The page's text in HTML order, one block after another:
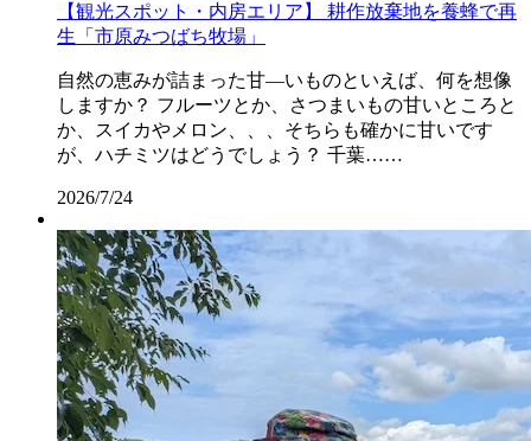
【観光スポット・内房エリア】 耕作放棄地を養蜂で再
生「市原みつばち牧場」
自然の恵みが詰まった甘―いものといえば、何を想像
しますか？ フルーツとか、さつまいもの甘いところと
か、スイカやメロン、、、そちらも確かに甘いです
が、ハチミツはどうでしょう？ 千葉……
2026/7/24